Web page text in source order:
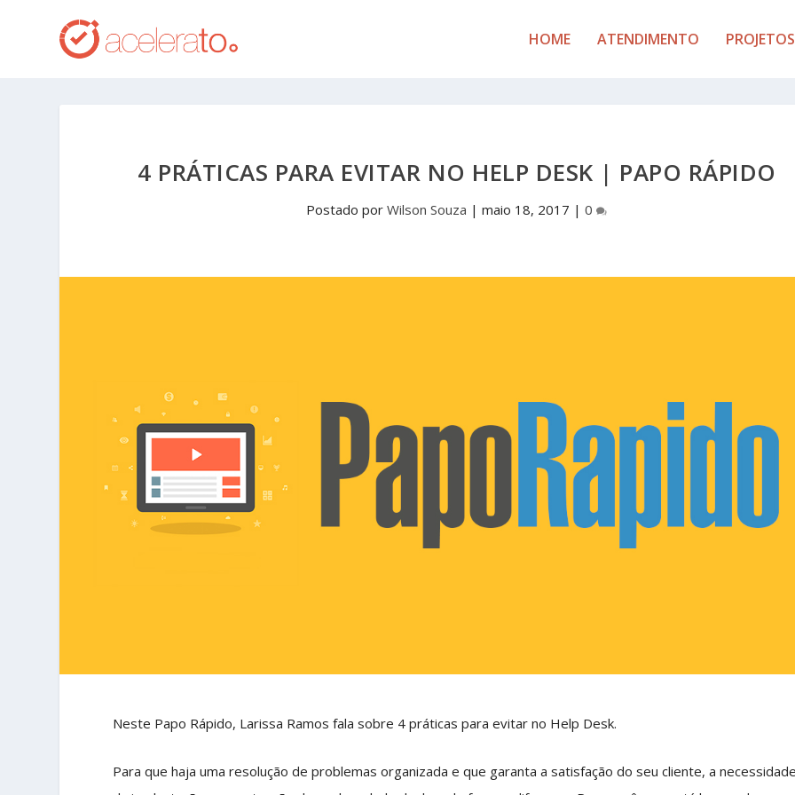
HOME ATENDIMENTO PROJETOS
4 PRÁTICAS PARA EVITAR NO HELP DESK | PAPO RÁPIDO
Postado porWilson Souza |maio 18, 2017 |0
Neste Papo Rápido, Larissa Ramos fala sobre 4 práticas para evitar no Help Desk.
Para que haja uma resolução de problemas organizada e que garanta a satisfação do seu cliente, a